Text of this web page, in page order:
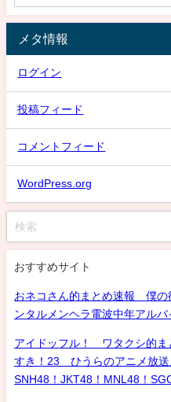
メタ情報
ログイン
投稿フィード
コメントフィード
WordPress.org
おすすめサイト
おネコさん的まとめ速報 僕の
ンタルメンヘラ電波中年アル
アイドッフル！ ワタクシ的
すき！23 ひうらのアニメ放
SNH48！JKT48！MNL48！